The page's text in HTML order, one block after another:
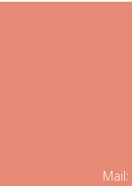
Mail: